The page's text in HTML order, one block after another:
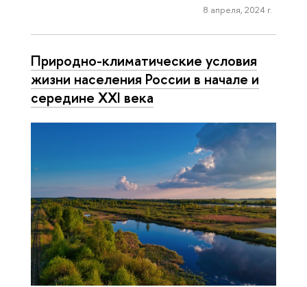
8 апреля, 2024 г.
Природно-климатические условия
жизни населения России в начале и
середине XXI века